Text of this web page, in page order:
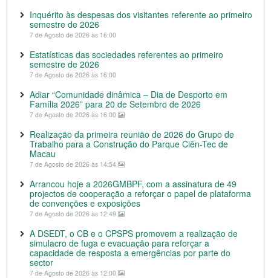
Inquérito às despesas dos visitantes referente ao primeiro
semestre de 2026
7 de Agosto de 2026 às 16:00
Estatísticas das sociedades referentes ao primeiro
semestre de 2026
7 de Agosto de 2026 às 16:00
Adiar “Comunidade dinâmica – Dia de Desporto em
Família 2026” para 20 de Setembro de 2026
7 de Agosto de 2026 às 16:00
Realização da primeira reunião de 2026 do Grupo de
Trabalho para a Construção do Parque Ciên-Tec de
Macau
7 de Agosto de 2026 às 14:54
Arrancou hoje a 2026GMBPF, com a assinatura de 49
projectos de cooperação a reforçar o papel de plataforma
de convenções e exposições
7 de Agosto de 2026 às 12:49
A DSEDT, o CB e o CPSPS promovem a realização de
simulacro de fuga e evacuação para reforçar a
capacidade de resposta a emergências por parte do
sector
7 de Agosto de 2026 às 12:00